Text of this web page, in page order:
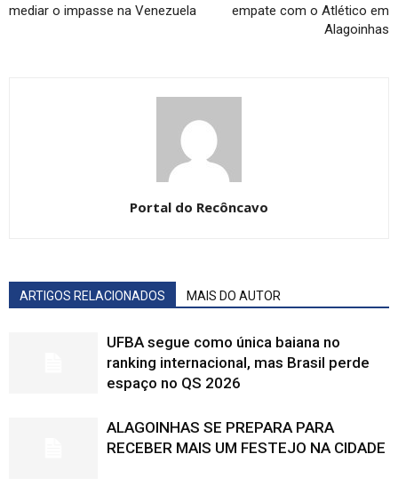
mediar o impasse na Venezuela
empate com o Atlético em
Alagoinhas
Portal do Recôncavo
ARTIGOS RELACIONADOS MAIS DO AUTOR
UFBA segue como única baiana no
ranking internacional, mas Brasil perde
espaço no QS 2026
ALAGOINHAS SE PREPARA PARA
RECEBER MAIS UM FESTEJO NA CIDADE